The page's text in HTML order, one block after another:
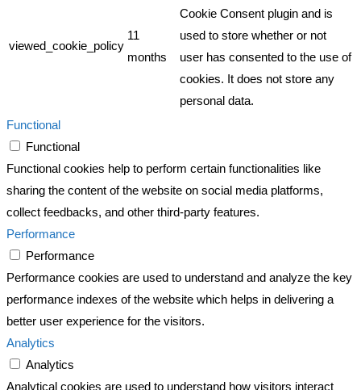
viewed_cookie_policy
11
months
Cookie Consent plugin and is
used to store whether or not
user has consented to the use of
cookies. It does not store any
personal data.
Functional
Functional
Functional cookies help to perform certain functionalities like
sharing the content of the website on social media platforms,
collect feedbacks, and other third-party features.
Performance
Performance
Performance cookies are used to understand and analyze the key
performance indexes of the website which helps in delivering a
better user experience for the visitors.
Analytics
Analytics
Analytical cookies are used to understand how visitors interact